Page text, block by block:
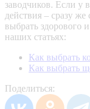
заводчиков. Если у
действия – сразу
выбрать здорового
наших статьях:
Как выбрать
Как выбрать
Поделиться: